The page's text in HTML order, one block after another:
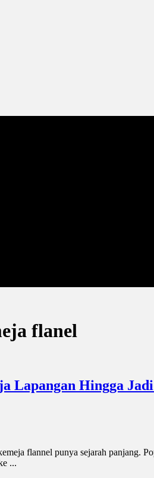
flanel
Lapangan Hingga
flannel punya sejarah panjang.
...